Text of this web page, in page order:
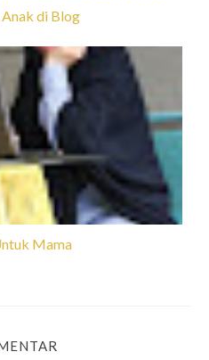
di Blog
Mama